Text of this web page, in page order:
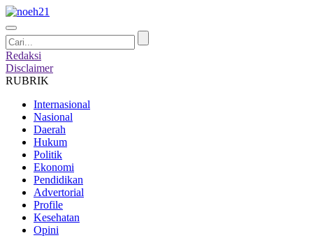
Redaksi
Disclaimer
RUBRIK
Internasional
Nasional
Daerah
Hukum
Politik
Ekonomi
Pendidikan
Advertorial
Profile
Kesehatan
Opini